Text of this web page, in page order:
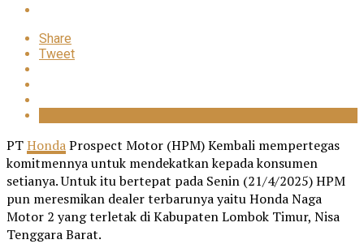
Share
Tweet
PTHondaProspect Motor (HPM) Kembali mempertegas
komitmennya untuk mendekatkan kepada konsumen
setianya. Untuk itu bertepat pada Senin (21/4/2025) HPM
pun meresmikan dealer terbarunya yaitu Honda Naga
Motor 2 yang terletak di Kabupaten Lombok Timur, Nisa
Tenggara Barat.